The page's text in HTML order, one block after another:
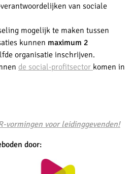
van sociale
mogelijk te maken tussen
kunnen maximum 2
organisatie inschrijven.
de social-profitsector komen in
vormingen voor leidinggevenden!
door: